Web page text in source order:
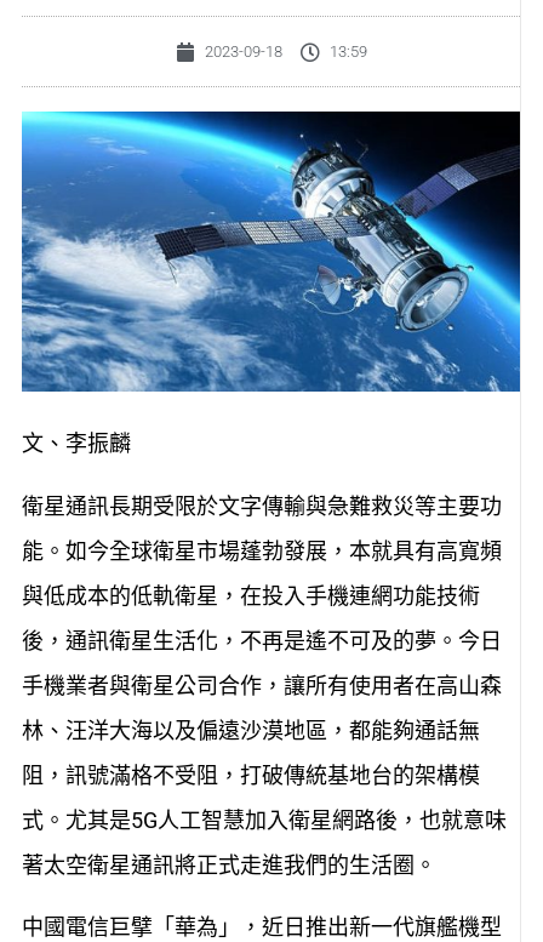
2023-09-18 13:59
文、李振麟
衛星通訊長期受限於文字傳輸與急難救災等主要功
能。如今全球衛星市場蓬勃發展，本就具有高寬頻
與低成本的低軌衛星，在投入手機連網功能技術
後，通訊衛星生活化，不再是遙不可及的夢。今日
手機業者與衛星公司合作，讓所有使用者在高山森
林、汪洋大海以及偏遠沙漠地區，都能夠通話無
阻，訊號滿格不受阻，打破傳統基地台的架構模
式。尤其是5G人工智慧加入衛星網路後，也就意味
著太空衛星通訊將正式走進我們的生活圈。
中國電信巨擘「華為」，近日推出新一代旗艦機型